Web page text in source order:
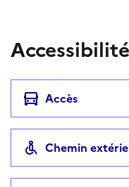
Accès
Chemin